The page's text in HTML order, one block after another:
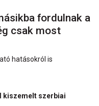
fordulnak a
csak most
hatásokról is
kiszemelt szerbiai